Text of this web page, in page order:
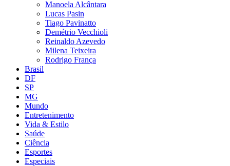
Manoela Alcântara
Lucas Pasin
Tiago Pavinatto
Demétrio Vecchioli
Reinaldo Azevedo
Milena Teixeira
Rodrigo França
Brasil
DF
SP
MG
Mundo
Entretenimento
Vida & Estilo
Saúde
Ciência
Esportes
Especiais